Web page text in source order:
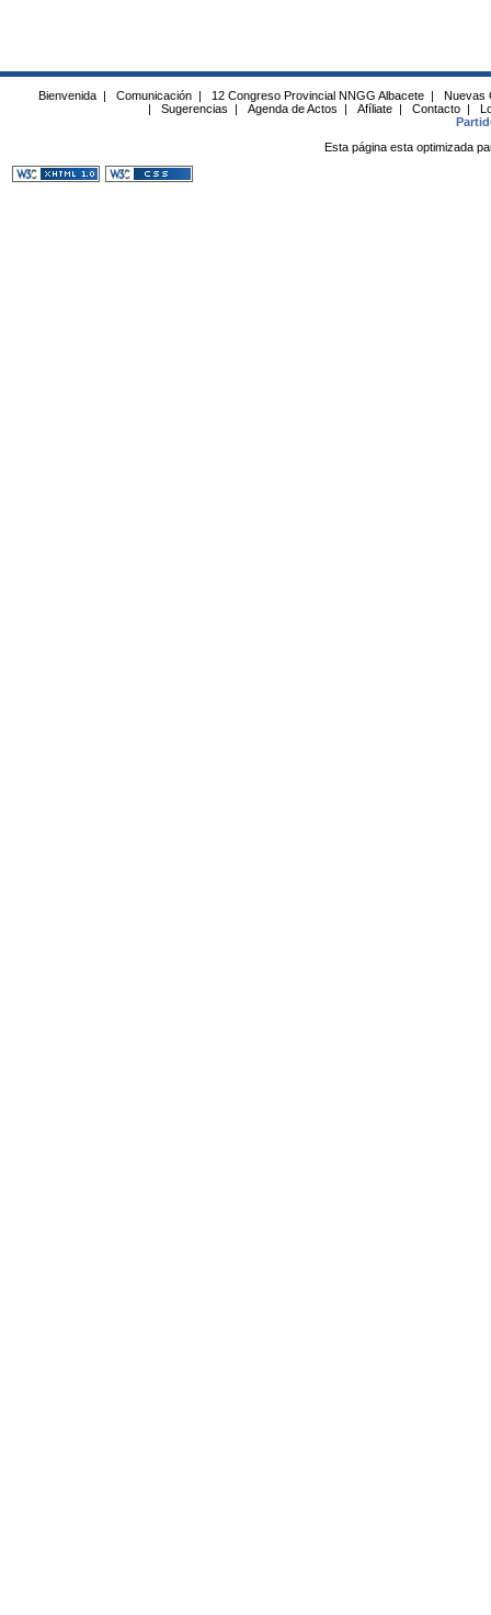
Bienvenida | Comunicación | 12 Congreso Provincial NNGG Albacete |
Nuevas
|
Sugerencias | Agenda de Actos | Afíliate | Contacto |
Esta página esta optimizada